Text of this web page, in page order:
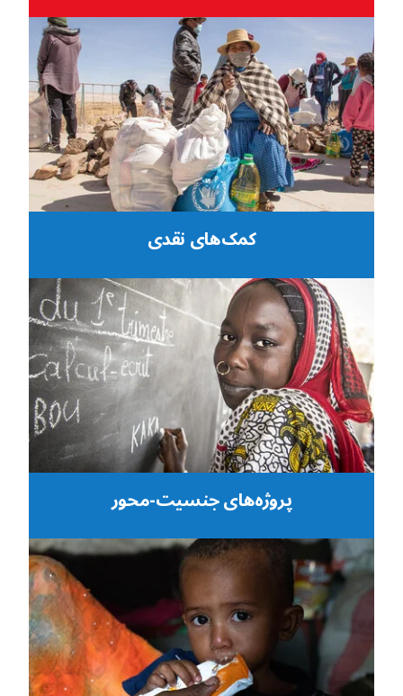
کمک‌های نقدی
پروژه‌های جنسیت-محور